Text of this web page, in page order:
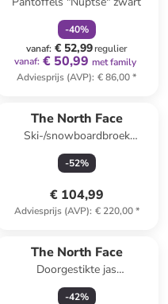
-40%
vanaf: € 52,99regulier
vanaf: € 50,99 met family
Adviesprijs (AVP): € 86,00*
The North Face
Ski-/snowboardbroek
"Aboutaday" zwart
-52%
€ 104,99
Adviesprijs (AVP): € 220,00*
The North Face
Doorgestikte jas
bordeaux/zwart
-42%